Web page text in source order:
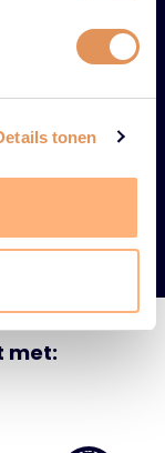
tonen
Bel +3113 536 5200
met: